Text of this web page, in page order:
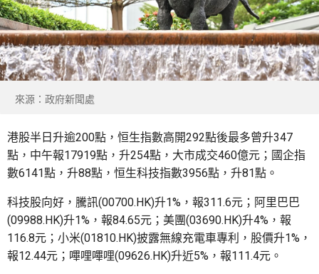
來源：政府新聞處
港股半日升逾200點，恒生指數高開292點後最多曾升347
點，中午報17919點，升254點，大市成交460億元；國企指
數6141點，升88點，恒生科技指數3956點，升81點。
科技股向好，騰訊(00700.HK)升1%，報311.6元；阿里巴巴
(09988.HK)升1%，報84.65元；美團(03690.HK)升4%，報
116.8元；小米(01810.HK)披露無線充電車專利，股價升1%，
報12.44元；嗶哩嗶哩(09626.HK)升近5%，報111.4元。